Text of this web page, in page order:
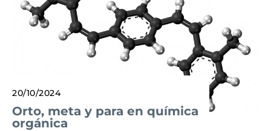
20/10/2024
Orto, meta y para en química
orgánica